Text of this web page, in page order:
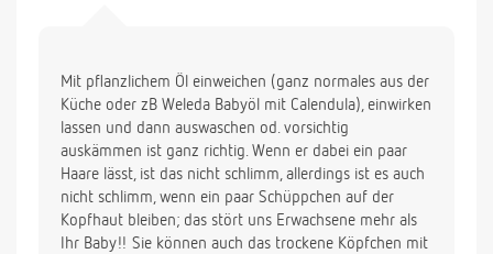
Mit pflanzlichem Öl einweichen (ganz normales aus der
Küche oder zB Weleda Babyöl mit Calendula), einwirken
lassen und dann auswaschen od. vorsichtig
auskämmen ist ganz richtig. Wenn er dabei ein paar
Haare lässt, ist das nicht schlimm, allerdings ist es auch
nicht schlimm, wenn ein paar Schüppchen auf der
Kopfhaut bleiben; das stört uns Erwachsene mehr als
Ihr Baby!! Sie können auch das trockene Köpfchen mit